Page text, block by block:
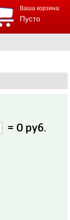
Ваша корзина:
Пусто
= 0 руб.